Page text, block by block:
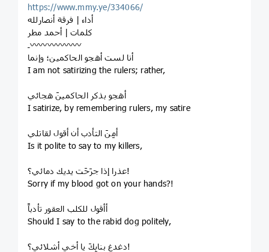
https://www.mmy.ye/334066/
أداء | فرقة أنصارلله
كلمات | أحمد مطر
ـ〰️〰️〰️〰️〰️〰️
أنا لست أهجو الحاكمين؛ وإنما
I am not satirizing the rulers; rather,
أهجو بذكر الحاكمينَ هجائي
I satirize, by remembering rulers, my satire
أمِنَ التأدب أن أقول لقاتلي
Is it polite to say to my killers,
عذرا إذا جرَحَت يديك دمائي؟!
Sorry if my blood got on your hands?!
أأقول للكلب العقور تأدباً
Should I say to the rabid dog politely,
دغدغ بنابِكَ يا أخي أشلائي؟!